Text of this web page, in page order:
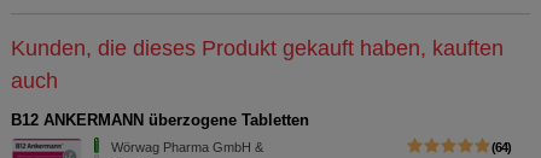
Kunden, die dieses Produkt gekauft haben, kauften
auch
B12 ANKERMANN überzogene Tabletten
Wörwag Pharma GmbH &
64